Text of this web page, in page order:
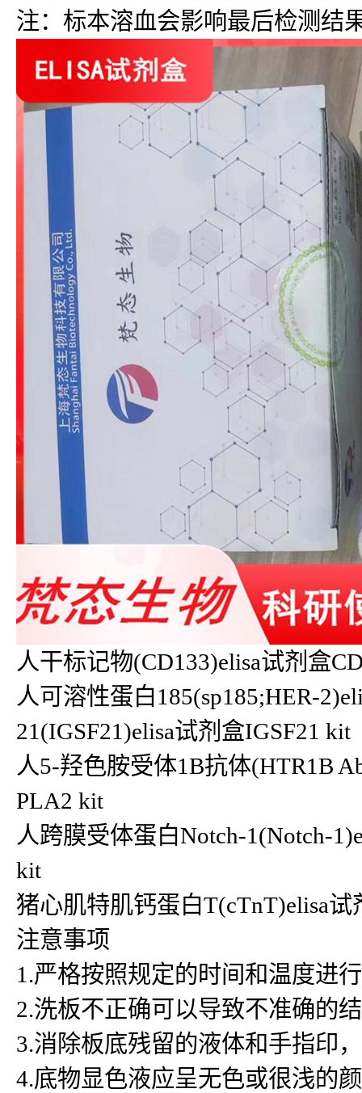
注：标本溶血会影响最后检测结
人干标记物(CD133)elisa试剂盒
人可溶性蛋白185(sp185;HER-
21(IGSF21)elisa试剂盒IGSF21 kit
人5-羟色胺受体1B抗体(HTR1B
PLA2 kit
人跨膜受体蛋白Notch-1(Notch-
kit
猪心肌特肌钙蛋白T(cTnT)elisa试
注意事项
1.严格按照规定的时间和温度进
2.洗板不正确可以导致不准确的
3.消除板底残留的液体和手指印
4.底物显色液应呈无色或很浅的